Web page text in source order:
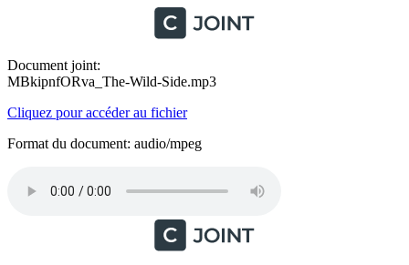
Document joint:
MBkipnfORva_The-Wild-Side.mp3
Cliquez pour accéder au fichier
Format du document: audio/mpeg